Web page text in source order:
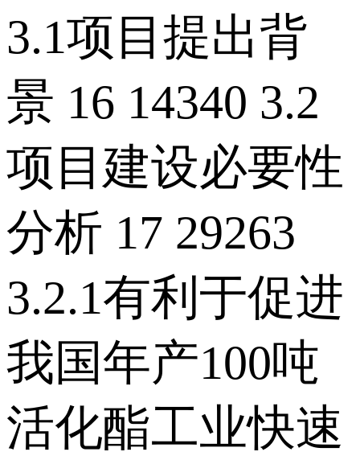
3.1项目提出背
景 16 14340 3.2
项目建设必要性
分析 17 29263
3.2.1有利于促进
我国年产100吨
活化酯工业快速